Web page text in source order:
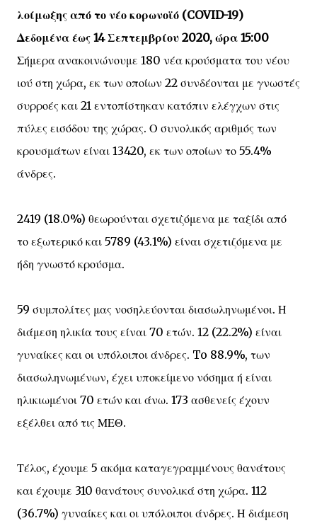
λοίμωξης από το νέο κορωνοϊό (COVID-19)
Δεδομένα έως 14 Σεπτεμβρίου 2020, ώρα 15:00
Σήμερα ανακοινώνουμε 180 νέα κρούσματα του νέου
ιού στη χώρα, εκ των οποίων 22 συνδέονται με γνωστές
συρροές και 21 εντοπίστηκαν κατόπιν ελέγχων στις
πύλες εισόδου της χώρας. Ο συνολικός αριθμός των
κρουσμάτων είναι 13420, εκ των οποίων το 55.4%
άνδρες.
2419 (18.0%) θεωρούνται σχετιζόμενα με ταξίδι από
το εξωτερικό και 5789 (43.1%) είναι σχετιζόμενα με
ήδη γνωστό κρούσμα.
59 συμπολίτες μας νοσηλεύονται διασωληνωμένοι. Η
διάμεση ηλικία τους είναι 70 ετών. 12 (22.2%) είναι
γυναίκες και οι υπόλοιποι άνδρες. To 88.9%, των
διασωληνωμένων, έχει υποκείμενο νόσημα ή είναι
ηλικιωμένοι 70 ετών και άνω. 173 ασθενείς έχουν
εξέλθει από τις ΜΕΘ.
Τέλος, έχουμε 5 ακόμα καταγεγραμμένους θανάτους
και έχουμε 310 θανάτους συνολικά στη χώρα. 112
(36.7%) γυναίκες και οι υπόλοιποι άνδρες. Η διάμεση